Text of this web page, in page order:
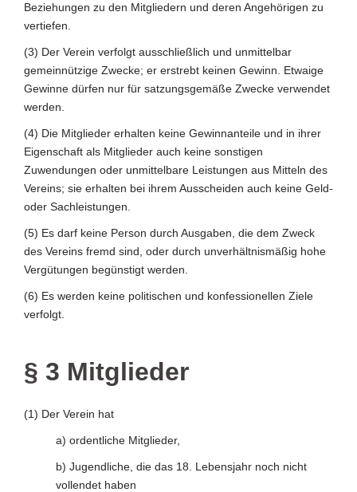
Beziehungen zu den Mitgliedern und deren Angehörigen zu
vertiefen.
(3) Der Verein verfolgt ausschließlich und unmittelbar
gemeinnützige Zwecke; er erstrebt keinen Gewinn. Etwaige
Gewinne dürfen nur für satzungsgemäße Zwecke verwendet
werden.
(4) Die Mitglieder erhalten keine Gewinnanteile und in ihrer
Eigenschaft als Mitglieder auch keine sonstigen
Zuwendungen oder unmittelbare Leistungen aus Mitteln des
Vereins; sie erhalten bei ihrem Ausscheiden auch keine Geld-
oder Sachleistungen.
(5) Es darf keine Person durch Ausgaben, die dem Zweck
des Vereins fremd sind, oder durch unverhältnismäßig hohe
Vergütungen begünstigt werden.
(6) Es werden keine politischen und konfessionellen Ziele
verfolgt.
§ 3 Mitglieder
(1) Der Verein hat
a) ordentliche Mitglieder,
b) Jugendliche, die das 18. Lebensjahr noch nicht
vollendet haben